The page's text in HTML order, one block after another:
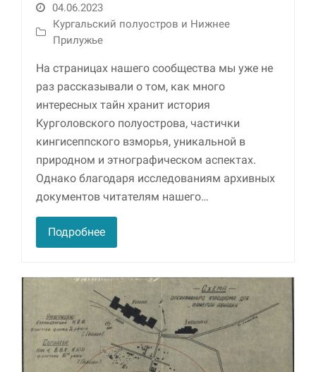
04.06.2023
Кургальский полуостров и Нижнее
Прилужье
На страницах нашего сообщества мы уже не
раз рассказывали о том, как много
интересных тайн хранит история
Курголовского полуострова, частички
кингисеппского взморья, уникальной в
природном и этнографическом аспектах.
Однако благодаря исследованиям архивных
документов читателям нашего…
Подробнее
этих файлов cookie
обязательно. Они
функционирования
веб-сайта.
аналитика
Для того чтобы
используется.
Пользовательский
опыт
Для обеспечения
максимально